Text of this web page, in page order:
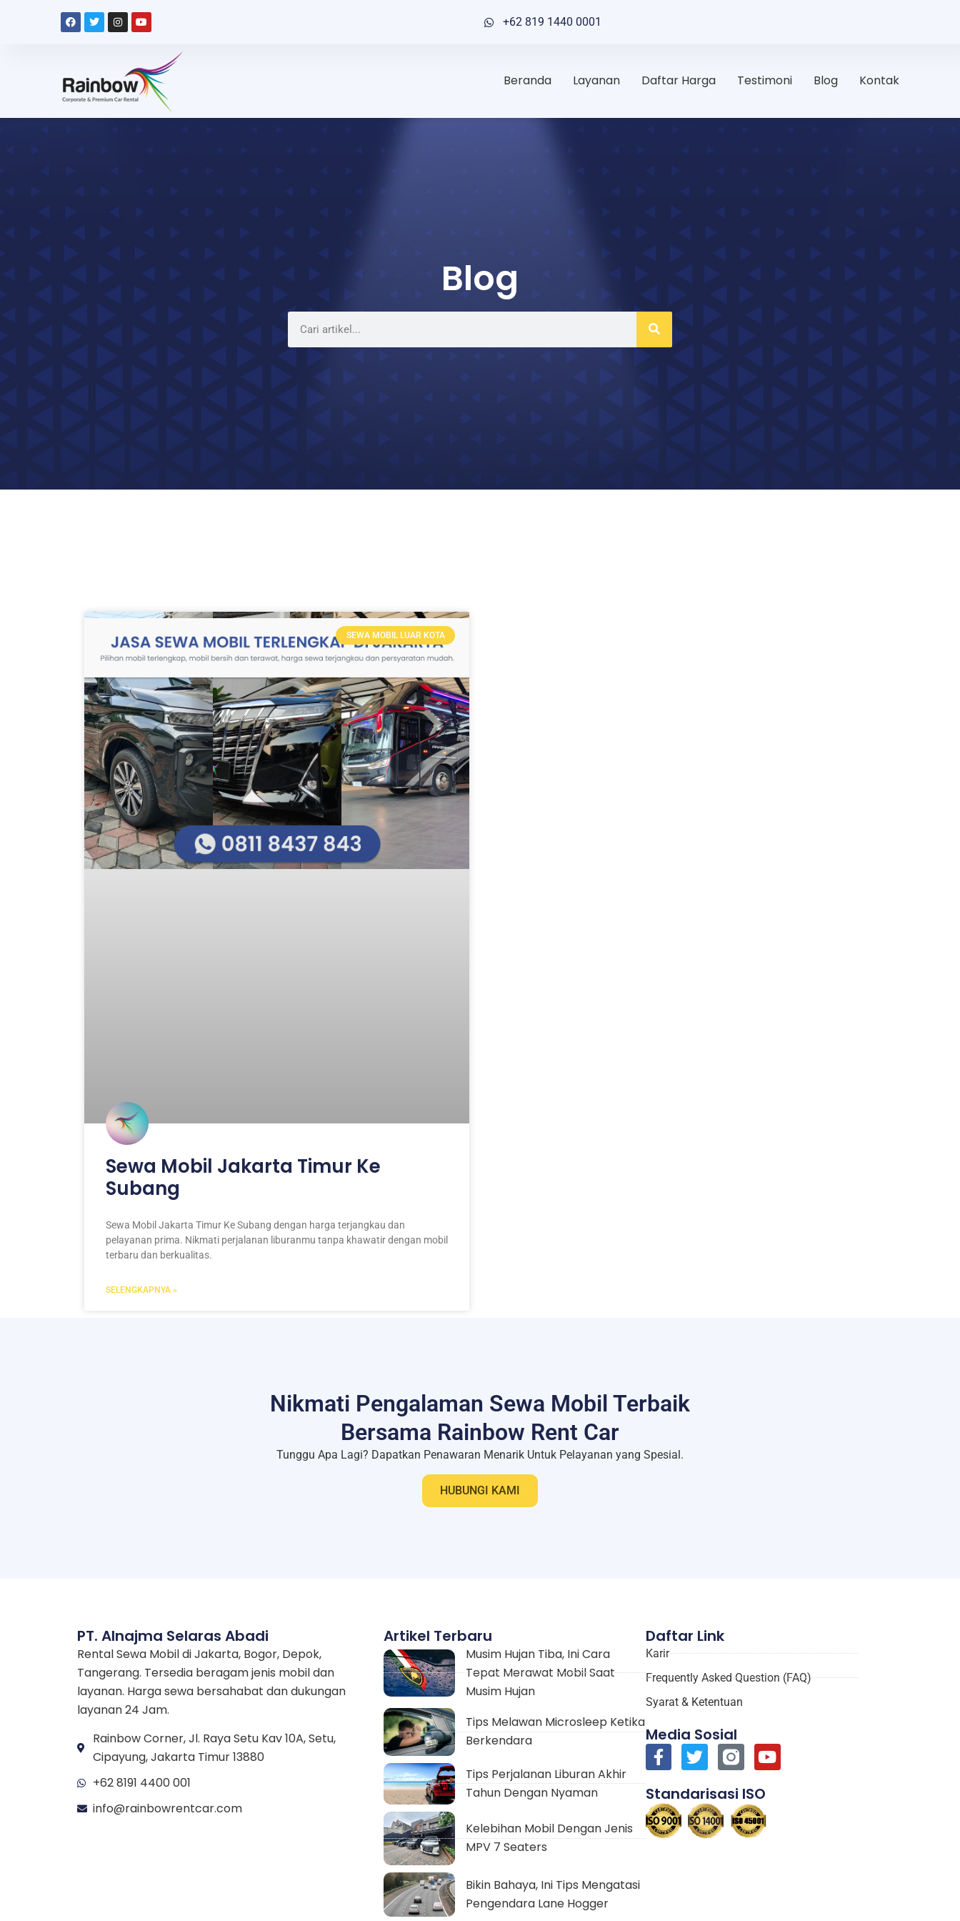
+62 819 1440 0001
Beranda Layanan Daftar Harga Testimoni Blog Kontak
Blog
SEWA MOBIL LUAR KOTA
Sewa Mobil Jakarta Timur Ke
Subang
Sewa Mobil Jakarta Timur Ke Subang dengan harga terjangkau dan
pelayanan prima. Nikmati perjalanan liburanmu tanpa khawatir dengan mobil
terbaru dan berkualitas.
SELENGKAPNYA »
Nikmati Pengalaman Sewa Mobil Terbaik
Bersama Rainbow Rent Car
Tunggu Apa Lagi? Dapatkan Penawaran Menarik Untuk Pelayanan yang Spesial.
HUBUNGI KAMI
PT. Alnajma Selaras Abadi
Rental Sewa Mobil di Jakarta, Bogor, Depok,
Tangerang. Tersedia beragam jenis mobil dan
layanan. Harga sewa bersahabat dan dukungan
layanan 24 Jam.
Rainbow Corner, Jl. Raya Setu Kav 10A, Setu,
Cipayung, Jakarta Timur 13880
+62 8191 4400 001
info@rainbowrentcar.com
Artikel Terbaru
Musim Hujan Tiba, Ini Cara
Tepat Merawat Mobil Saat
Musim Hujan
Tips Melawan Microsleep Ketika
Berkendara
Tips Perjalanan Liburan Akhir
Tahun Dengan Nyaman
Kelebihan Mobil Dengan Jenis
MPV 7 Seaters
Bikin Bahaya, Ini Tips Mengatasi
Pengendara Lane Hogger
Daftar Link
Karir
Frequently Asked Question (FAQ)
Syarat & Ketentuan
Media Sosial
Standarisasi ISO